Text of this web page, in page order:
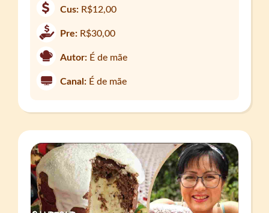
Cus: R$12,00
Pre: R$30,00
Autor: É de mãe
Canal: É de mãe